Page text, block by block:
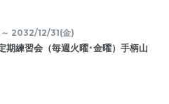
2032/12/31(金)
期練習会（毎週火曜･金曜）手柄山